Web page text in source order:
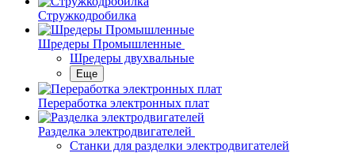
Стружкодробилка
Шредеры Промышленные
Шредеры двухвальные
Еще
Переработка электронных плат
Разделка электродвигателей
Станки для разделки электродвигателей